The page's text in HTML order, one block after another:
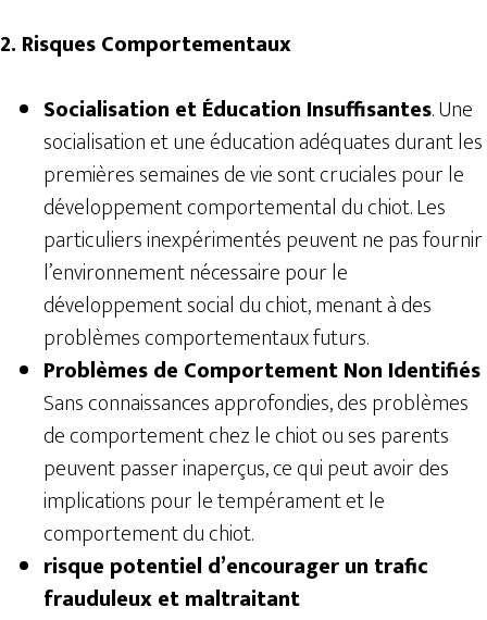
2. Risques Comportementaux
Socialisation et Éducation Insuffisantes. Une
socialisation et une éducation adéquates durant les
premières semaines de vie sont cruciales pour le
développement comportemental du chiot. Les
particuliers inexpérimentés peuvent ne pas fournir
l’environnement nécessaire pour le
développement social du chiot, menant à des
problèmes comportementaux futurs.
Problèmes de Comportement Non Identifiés
Sans connaissances approfondies, des problèmes
de comportement chez le chiot ou ses parents
peuvent passer inaperçus, ce qui peut avoir des
implications pour le tempérament et le
comportement du chiot.
risque potentiel d’encourager un trafic
frauduleux et maltraitant